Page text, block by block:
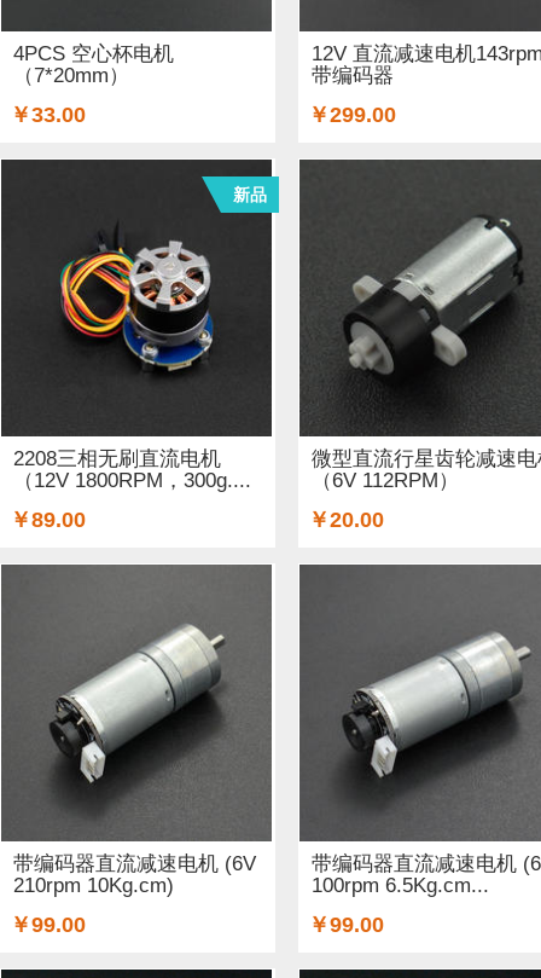
适配器和连接器 (26) 传感器 (6) 喇叭 (1) 光线&图
二极管和三极管 (1) 以太网电缆 (1) AA电池 (15)
步进电机 (4) 蓝牙 (3) 晶振 (1) 无刷电机 (1) 英伟
4PCS 空心杯电机
（7*20mm）
￥33.00
12V 直流减速电机
带编码器
￥299.00
2208三相无刷直流电机
（12V 1800RPM，300g....
￥89.00
新品
微型直流行星齿轮减速
（6V 112RPM）
￥20.00
带编码器直流减速电机 (6V
210rpm 10Kg.cm)
￥99.00
带编码器直流减速电机
100rpm 6.5Kg.cm...
￥99.00